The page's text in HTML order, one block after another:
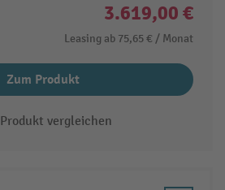
3.619,00 €
Leasing ab 75,65 € / Monat
Zum Produkt
Produkt vergleichen